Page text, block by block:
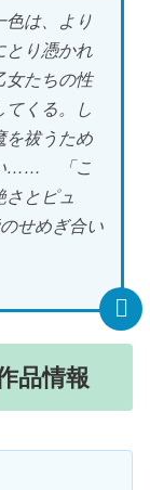
色は、より
とり憑かれ
女たちの性
てくる。し
を祓うため
い…… 「こ
とピュ
せめぎ合い
品情報